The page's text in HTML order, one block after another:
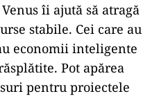
îi ajută să atragă
stabile. Cei care au
economii inteligente
Pot apărea
pentru proiectele